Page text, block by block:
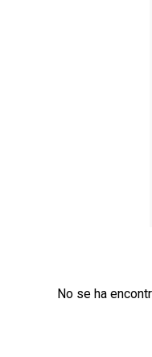
No se ha